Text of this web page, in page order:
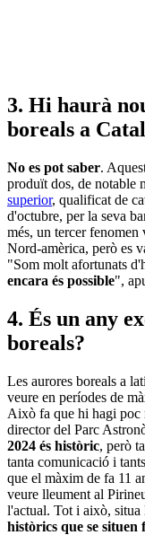
3. Hi haurà
boreals a
No es pot saber.
produït dos, de notable
superior, qualificat de
d'octubre, per la seva
més, un tercer fenomen
Nord-amèrica, però es
"Som molt afortunats
encara és possible",
4. És un any
boreals?
Les aurores boreals a
veure en períodes de
Això fa que hi hagi poc
director del Parc
2024 és històric, però
tanta comunicació i
que el màxim de fa 11
veure lleument al
l'actual. Tot i això,
històrics que se situen